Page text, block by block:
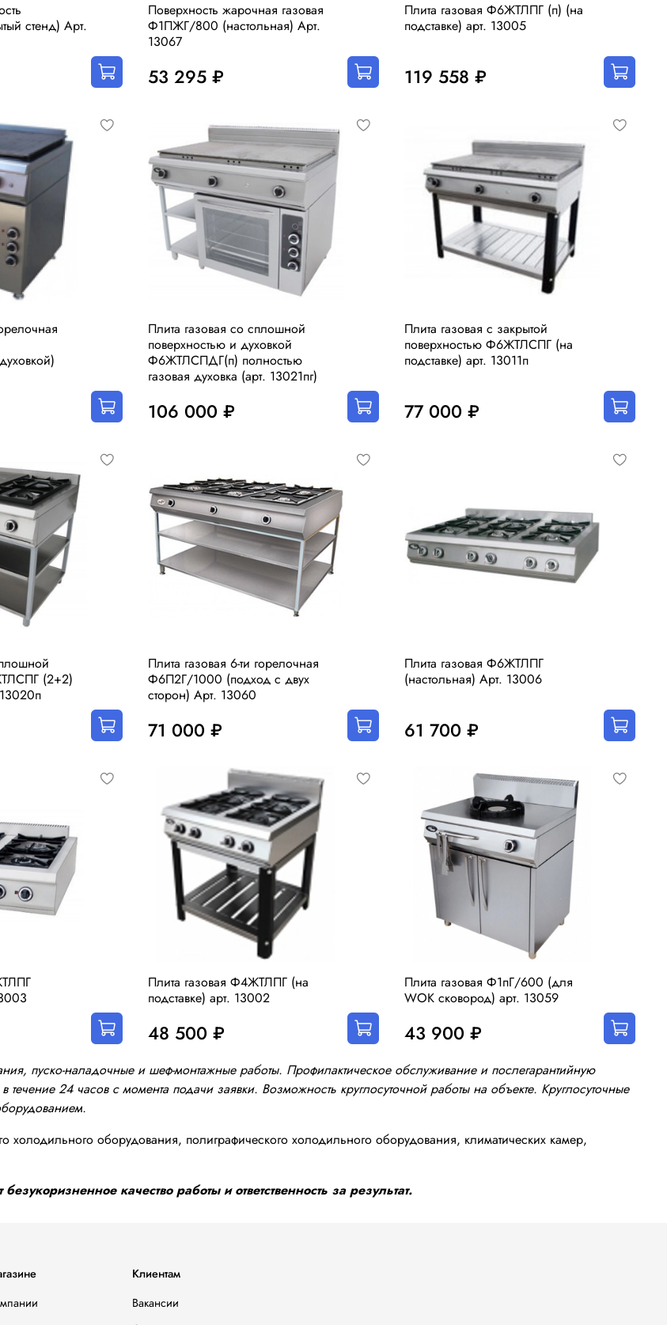
стенд) Арт.
Поверхность жарочная газовая
Ф1ПЖГ/800 (настольная) Арт.
13067
53 295 ₽
Плита газовая Ф6ЖТЛПГ (п) (на
подставке) арт. 13005
119 558 ₽
Плита газовая со сплошной
поверхностью и духовкой
Ф6ЖТЛСПДГ(п) полностью
газовая духовка (арт. 13021пг)
106 000 ₽
Плита газовая с закрытой
поверхностью Ф6ЖТЛСПГ (на
подставке) арт. 13011п
77 000 ₽
(2+2)
Плита газовая 6-ти горелочная
Ф6П2Г/1000 (подход с двух
сторон) Арт. 13060
71 000 ₽
Плита газовая Ф6ЖТЛПГ
(настольная) Арт. 13006
61 700 ₽
Плита газовая Ф4ЖТЛПГ (на
подставке) арт. 13002
48 500 ₽
Плита газовая Ф1пГ/600 (для
WOK сковород) арт. 13059
43 900 ₽
пуско-наладочные и шеф-монтажные работы. Профилактическое обслуживание и послегарантийную
24 часов с момента подачи заявки. Возможность круглосуточной работы на объекте. Круглосуточные
холодильного оборудования, полиграфического холодильного оборудования, климатических камер,
качество работы и ответственность за результат.
Клиентам
Вакансии